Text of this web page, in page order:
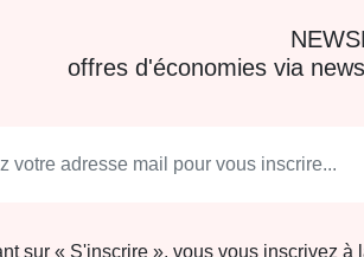
offres d'économies via
sur « S'inscrire », vous vous inscrivez